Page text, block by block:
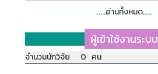
.....อ่านทั้งหมด.....
ผู้เข้าใช้งานระบบ
จำนวนนักวิจัย 0 คน